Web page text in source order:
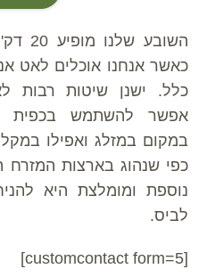
כאשר אנחנו אוכלים לאט
כלל. ישנן שיטות רבות
אפשר להשתמש בכפית
במקום במזלג ואפילו
כפי שנהוג בארצות
נוספת ומומלצת היא
לביס.
[customcontact form=5]